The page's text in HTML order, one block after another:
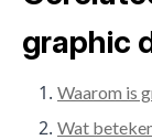
graphic
Waarom is
Wat